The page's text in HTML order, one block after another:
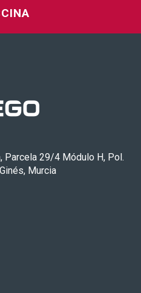
Parcela 29/4 Módulo H, Pol.
Murcia